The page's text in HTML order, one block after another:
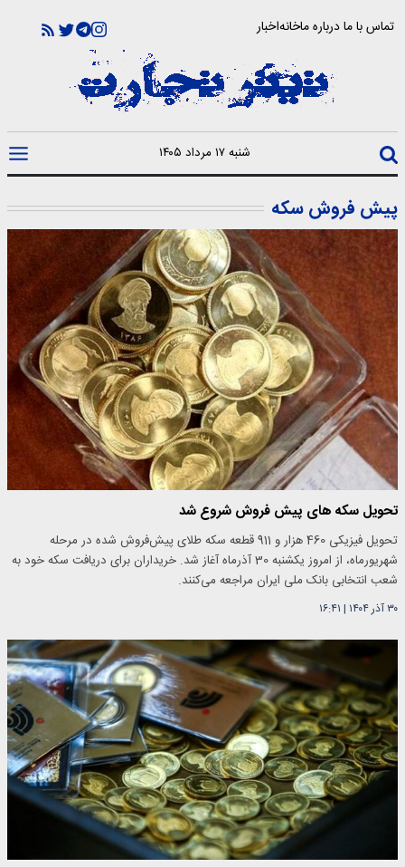
تماس با مادرباره ماخانهاخبار
شنبه ۱۷ مرداد ۱۴۰۵
پیش فروش سکه
تحویل سکه های پیش فروش شروع شد
تحویل فیزیکی 460 هزار و 911 قطعه سکه طلای پیش‌فروش شده در مرحله
شهریورماه، از امروز یکشنبه 30 آذرماه آغاز شد. خریداران برای دریافت سکه خود به
شعب انتخابی بانک ملی ایران مراجعه می‌کنند.
۳۰ آذر ۱۴۰۴ | ۱۶:۴۱